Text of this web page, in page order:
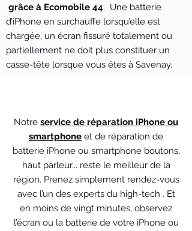
grâce à Ecomobile 44. Une batterie
d’iPhone en surchauffe lorsqu’elle est
chargée, un écran fissuré totalement ou
partiellement ne doit plus constituer un
casse-tête lorsque vous êtes à Savenay.
Notre service de réparation iPhone ou
smartphone et de réparation de
batterie iPhone ou smartphone boutons,
haut parleur... reste le meilleur de la
région. Prenez simplement rendez-vous
avec l’un des experts du high-tech . Et
en moins de vingt minutes, observez
l’écran ou la batterie de votre iPhone ou